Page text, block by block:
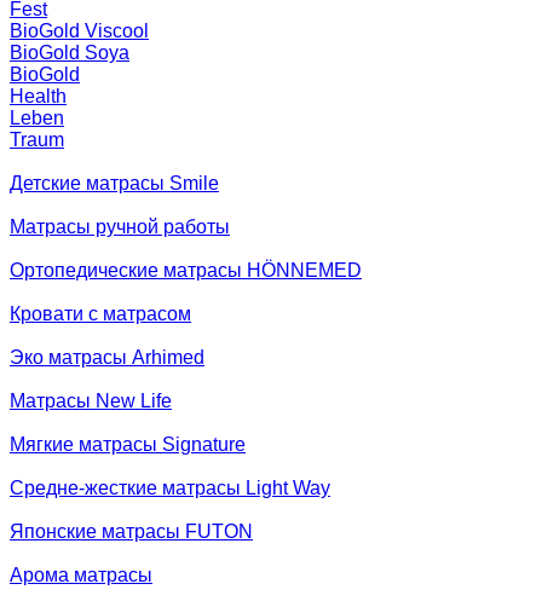
Fest
BioGold Viscool
BioGold Soya
BioGold
Health
Leben
Traum
Детские матрасы Smile
Матрасы ручной работы
Ортопедические матрасы HÖNNEMED
Кровати с матрасом
Эко матрасы Arhimed
Матрасы New Life
Мягкие матрасы Signature
Средне-жесткие матрасы Light Way
Японские матрасы FUTON
Арома матрасы